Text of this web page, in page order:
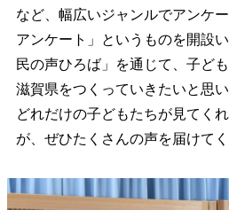
など、幅広いジャンルでアンケ
アンケート」というものを開設
民の声ひろば」を通じて、子ど
滋賀県をつくっていきたいと思
どれだけの子どもたちが見てく
が、ぜひたくさんの声を届けて